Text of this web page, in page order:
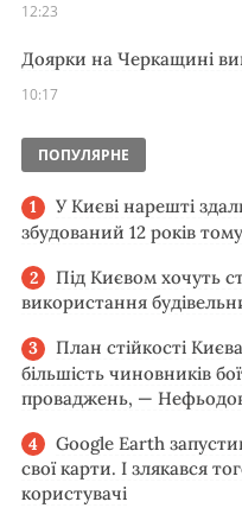
12:23
Доярки на Черкащині
10:17
ПОПУЛЯРНЕ
У Києві нарешті
збудований 12 років тому
Під Києвом хочуть
використання
План стійкості
більшість чиновників
проваджень, —
Google Earth
свої карти. І злякався
користувачі